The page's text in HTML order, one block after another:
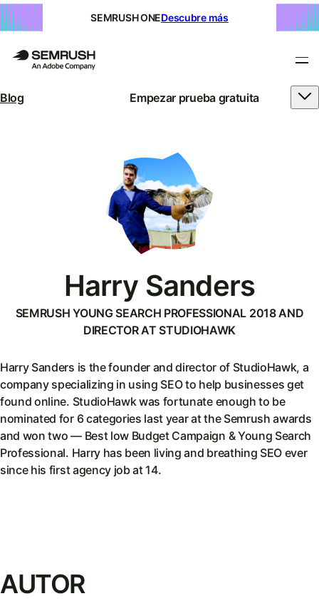
SEMRUSH ONEDescubre más
Blog Empezar prueba gratuita
Harry Sanders
SEMRUSH YOUNG SEARCH PROFESSIONAL 2018 AND
DIRECTOR AT STUDIOHAWK
Harry Sanders is the founder and director of StudioHawk, a
company specializing in using SEO to help businesses get
found online. StudioHawk was fortunate enough to be
nominated for 6 categories last year at the Semrush awards
and won two — Best low Budget Campaign & Young Search
Professional. Harry has been living and breathing SEO ever
since his first agency job at 14.
AUTOR